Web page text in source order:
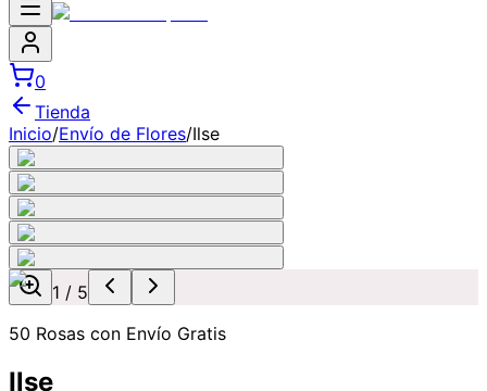
0
Tienda
Inicio/Envío de Flores/Ilse
1 / 5
50 Rosas con Envío Gratis
Ilse